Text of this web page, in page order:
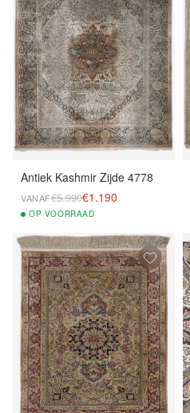
Antiek Kashmir Zijde 4778
VANAF€5.990€1.190
OP VOORRAAD